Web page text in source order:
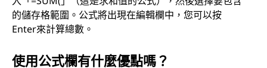
的儲存格範圍。公式將出現在編輯欄中，您可以按
Enter來計算總數。
使用公式欄有什麼優點嗎？